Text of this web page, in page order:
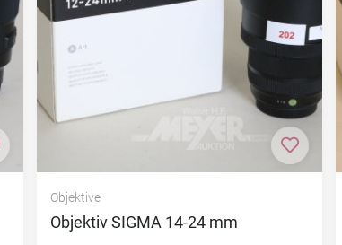
Merkliste hinzufügen Zur
Objektive
Objektiv SIGMA 14-24 mm